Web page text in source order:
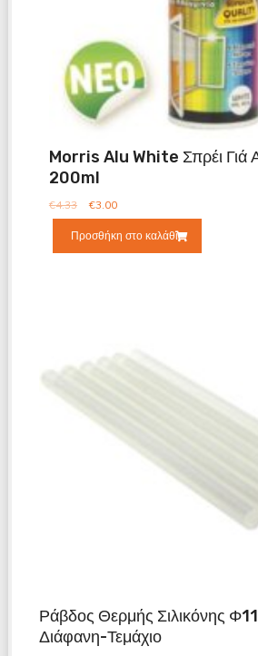
Morris Alu White Σπρέι Γιά
200ml
€4.33 €3.00
Προσθήκη στο καλάθι
Ράβδος Θερμής Σιλικόνης
Διάφανη-Τεμάχιο